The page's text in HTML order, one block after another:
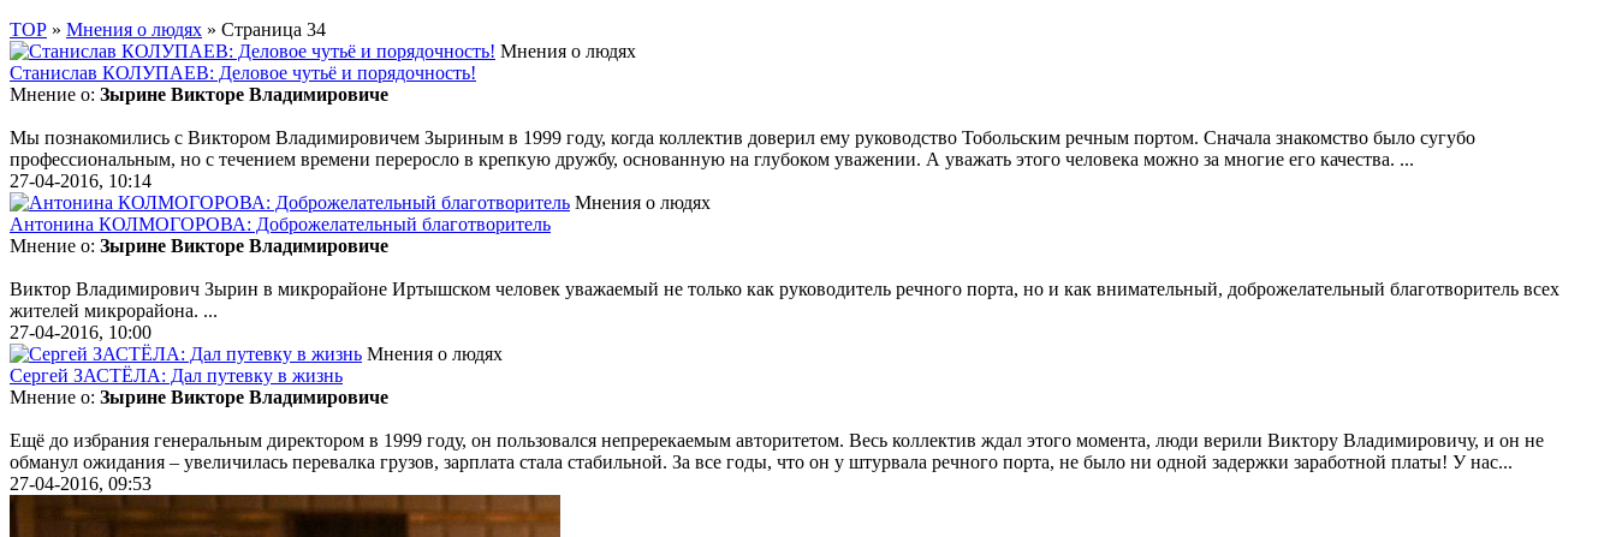
ТОР » Мнения о людях » Страница 34
Мнения о людях
Станислав КОЛУПАЕВ: Деловое чутьё и порядочность!
Мнение о: Зырине Викторе Владимировиче
Мы познакомились с Виктором Владимировичем Зыриным в 1999 году, когда коллектив доверил ему руководство Тобольским речным портом. Сначала знакомство было сугубо
профессиональным, но с течением времени переросло в крепкую дружбу, основанную на глубоком уважении. А уважать этого человека можно за многие его качества. ...
27-04-2016, 10:14
Мнения о людях
Антонина КОЛМОГОРОВА: Доброжелательный благотворитель
Мнение о: Зырине Викторе Владимировиче
Виктор Владимирович Зырин в микрорайоне Иртышском человек уважаемый не только как руководитель речного порта, но и как внимательный, доброжелательный благотворитель всех
жителей микрорайона. ...
27-04-2016, 10:00
Мнения о людях
Сергей ЗАСТЁЛА: Дал путевку в жизнь
Мнение о: Зырине Викторе Владимировиче
Ещё до избрания генеральным директором в 1999 году, он пользовался непререкаемым авторитетом. Весь коллектив ждал этого момента, люди верили Виктору Владимировичу, и он не
обманул ожидания – увеличилась перевалка грузов, зарплата стала стабильной. За все годы, что он у штурвала речного порта, не было ни одной задержки заработной платы! У нас...
27-04-2016, 09:53